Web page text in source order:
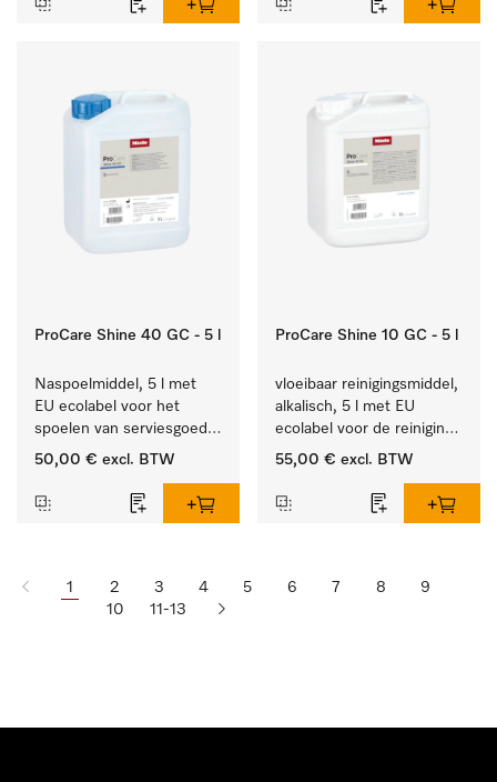
ProCare Shine 40 GC - 5 l
Naspoelmiddel, 5 l met
EU ecolabel voor het
spoelen van serviesgoed,
bestek en glazen.
50,00 € excl. BTW
ProCare Shine 10 GC - 5 l
vloeibaar reinigingsmiddel,
alkalisch, 5 l met EU
ecolabel voor de reiniging
van alledaags vuil op
glazen.
55,00 € excl. BTW
1 2 3 4 5 6 7 8
9
10
11-13